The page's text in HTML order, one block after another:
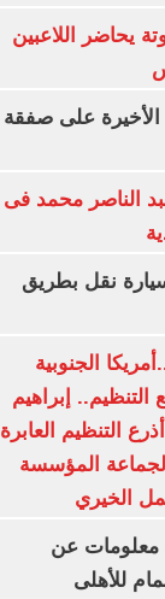
يحاضر اللاعبين
الأخيرة على صفقة
الناصر محمد فى
سيارة نقل بطريق
الجنوبية
إبراهيم
التنظيم العابرة
المؤسسة
الخيري
الصفقة الخامسة تقترب؟.. 5 معلومات عن
للأهلى